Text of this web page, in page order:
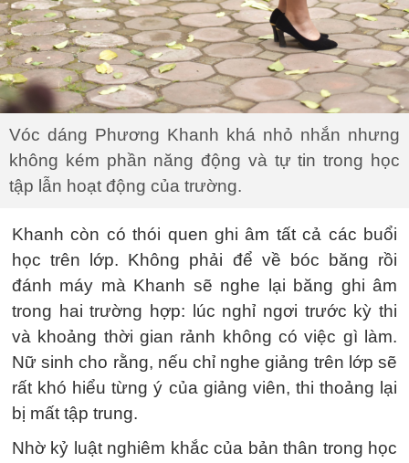
Vóc dáng Phương Khanh khá nhỏ nhắn nhưng
không kém phần năng động và tự tin trong học
tập lẫn hoạt động của trường.
Khanh còn có thói quen ghi âm tất cả các buổi
học trên lớp. Không phải để về bóc băng rồi
đánh máy mà Khanh sẽ nghe lại băng ghi âm
trong hai trường hợp: lúc nghỉ ngơi trước kỳ thi
và khoảng thời gian rảnh không có việc gì làm.
Nữ sinh cho rằng, nếu chỉ nghe giảng trên lớp sẽ
rất khó hiểu từng ý của giảng viên, thi thoảng lại
bị mất tập trung.
Nhờ kỷ luật nghiêm khắc của bản thân trong học